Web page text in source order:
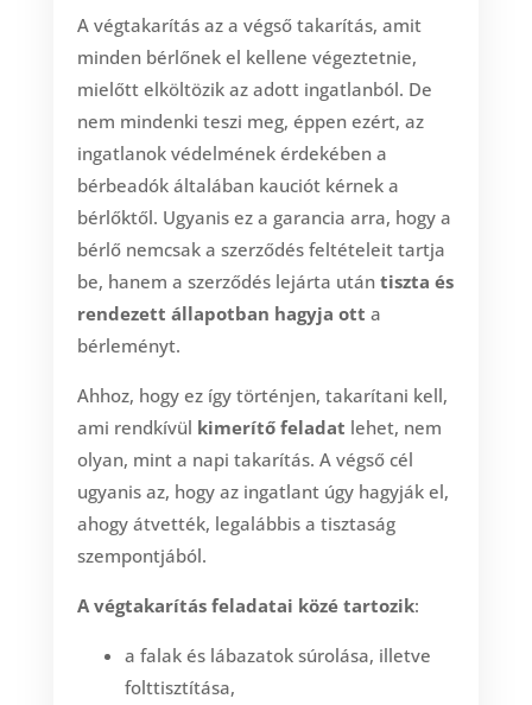
A végtakarítás az a végső takarítás, amit
minden bérlőnek el kellene végeztetnie,
mielőtt elköltözik az adott ingatlanból. De
nem mindenki teszi meg, éppen ezért, az
ingatlanok védelmének érdekében a
bérbeadók általában kauciót kérnek a
bérlőktől. Ugyanis ez a garancia arra, hogy a
bérlő nemcsak a szerződés feltételeit tartja
be, hanem a szerződés lejárta után tiszta és
rendezett állapotban hagyja ott a
bérleményt.
Ahhoz, hogy ez így történjen, takarítani kell,
ami rendkívül kimerítő feladat lehet, nem
olyan, mint a napi takarítás. A végső cél
ugyanis az, hogy az ingatlant úgy hagyják el,
ahogy átvették, legalábbis a tisztaság
szempontjából.
A végtakarítás feladatai közé tartozik:
a falak és lábazatok súrolása, illetve
folttisztítása,